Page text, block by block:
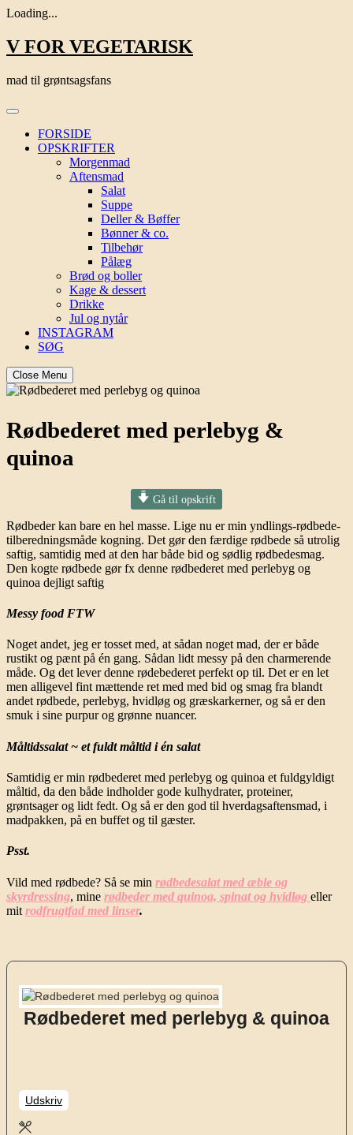
Loading...
Skip
to
V FOR VEGETARISK
mad til grøntsagsfans
FORSIDE
OPSKRIFTER
Morgenmad
Aftensmad
Salat
Suppe
Deller & Bøffer
Bønner & co.
Tilbehør
Pålæg
Brød og boller
Kage & dessert
Drikke
Jul og nytår
INSTAGRAM
SØG
Close Menu
Rødbederet med perlebyg &
quinoa
Gå til opskrift
Rødbeder kan bare en hel masse. Lige nu er min yndlings-rødbede-
tilberedningsmåde kogning. Det gør den færdige rødbede så utrolig
saftig, samtidig med at den har både bid og sødlig rødbedesmag.
Den kogte rødbede gør fx denne rødbederet med perlebyg og
quinoa dejligt saftig
Messy food FTW
Noget andet, jeg er tosset med, at sådan noget mad, der er både
rustikt og pænt på én gang. Sådan lidt messy på den charmerende
måde. Og det lever denne rødebederet perfekt op til. Det er en let
men alligevel fint mættende ret med med bid og smag fra blandt
andet rødbede, perlebyg, hvidløg og græskarkerner, og så er den
smuk i sine purpur og grønne nuancer.
Måltidssalat ~ et fuldt måltid i én salat
Samtidig er min rødbederet med perlebyg og quinoa et fuldgyldigt
måltid, da den både indholder gode kulhydrater, proteiner,
grøntsager og lidt fedt. Og så er den god til hverdagsaftensmad, i
madpakken, på en buffet og til gæster.
Psst.
Vild med rødbede? Så se min rødbedesalat med æble og
skyrdressing, mine rødbeder med quinoa, spinat og hvidløg eller
mit rodfrugtfad med linser.
Rødbederet med perlebyg & quinoa
Udskriv